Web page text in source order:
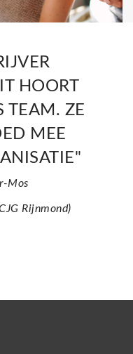
HOORT
TEAM. ZE
MEE
Mos
Rijnmond)